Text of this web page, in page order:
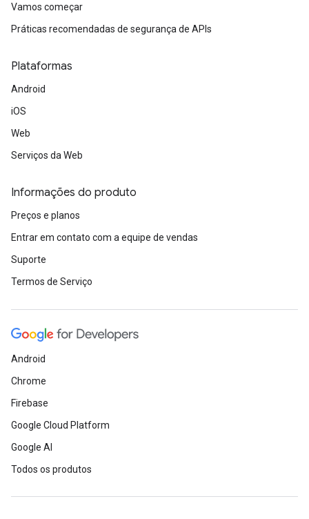
Vamos começar
Práticas recomendadas de segurança de APIs
Plataformas
Android
iOS
Web
Serviços da Web
Informações do produto
Preços e planos
Entrar em contato com a equipe de vendas
Suporte
Termos de Serviço
Android
Chrome
Firebase
Google Cloud Platform
Google AI
Todos os produtos